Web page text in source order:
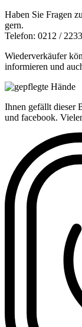
Haben Sie Fragen
gern.
Telefon: 0212 /
Wiederverkäufer
informieren und
Ihnen gefällt dieser
und facebook.